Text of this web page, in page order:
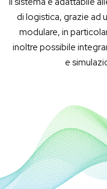
di logistica, grazie ad
modulare, in
inoltre possibile
e